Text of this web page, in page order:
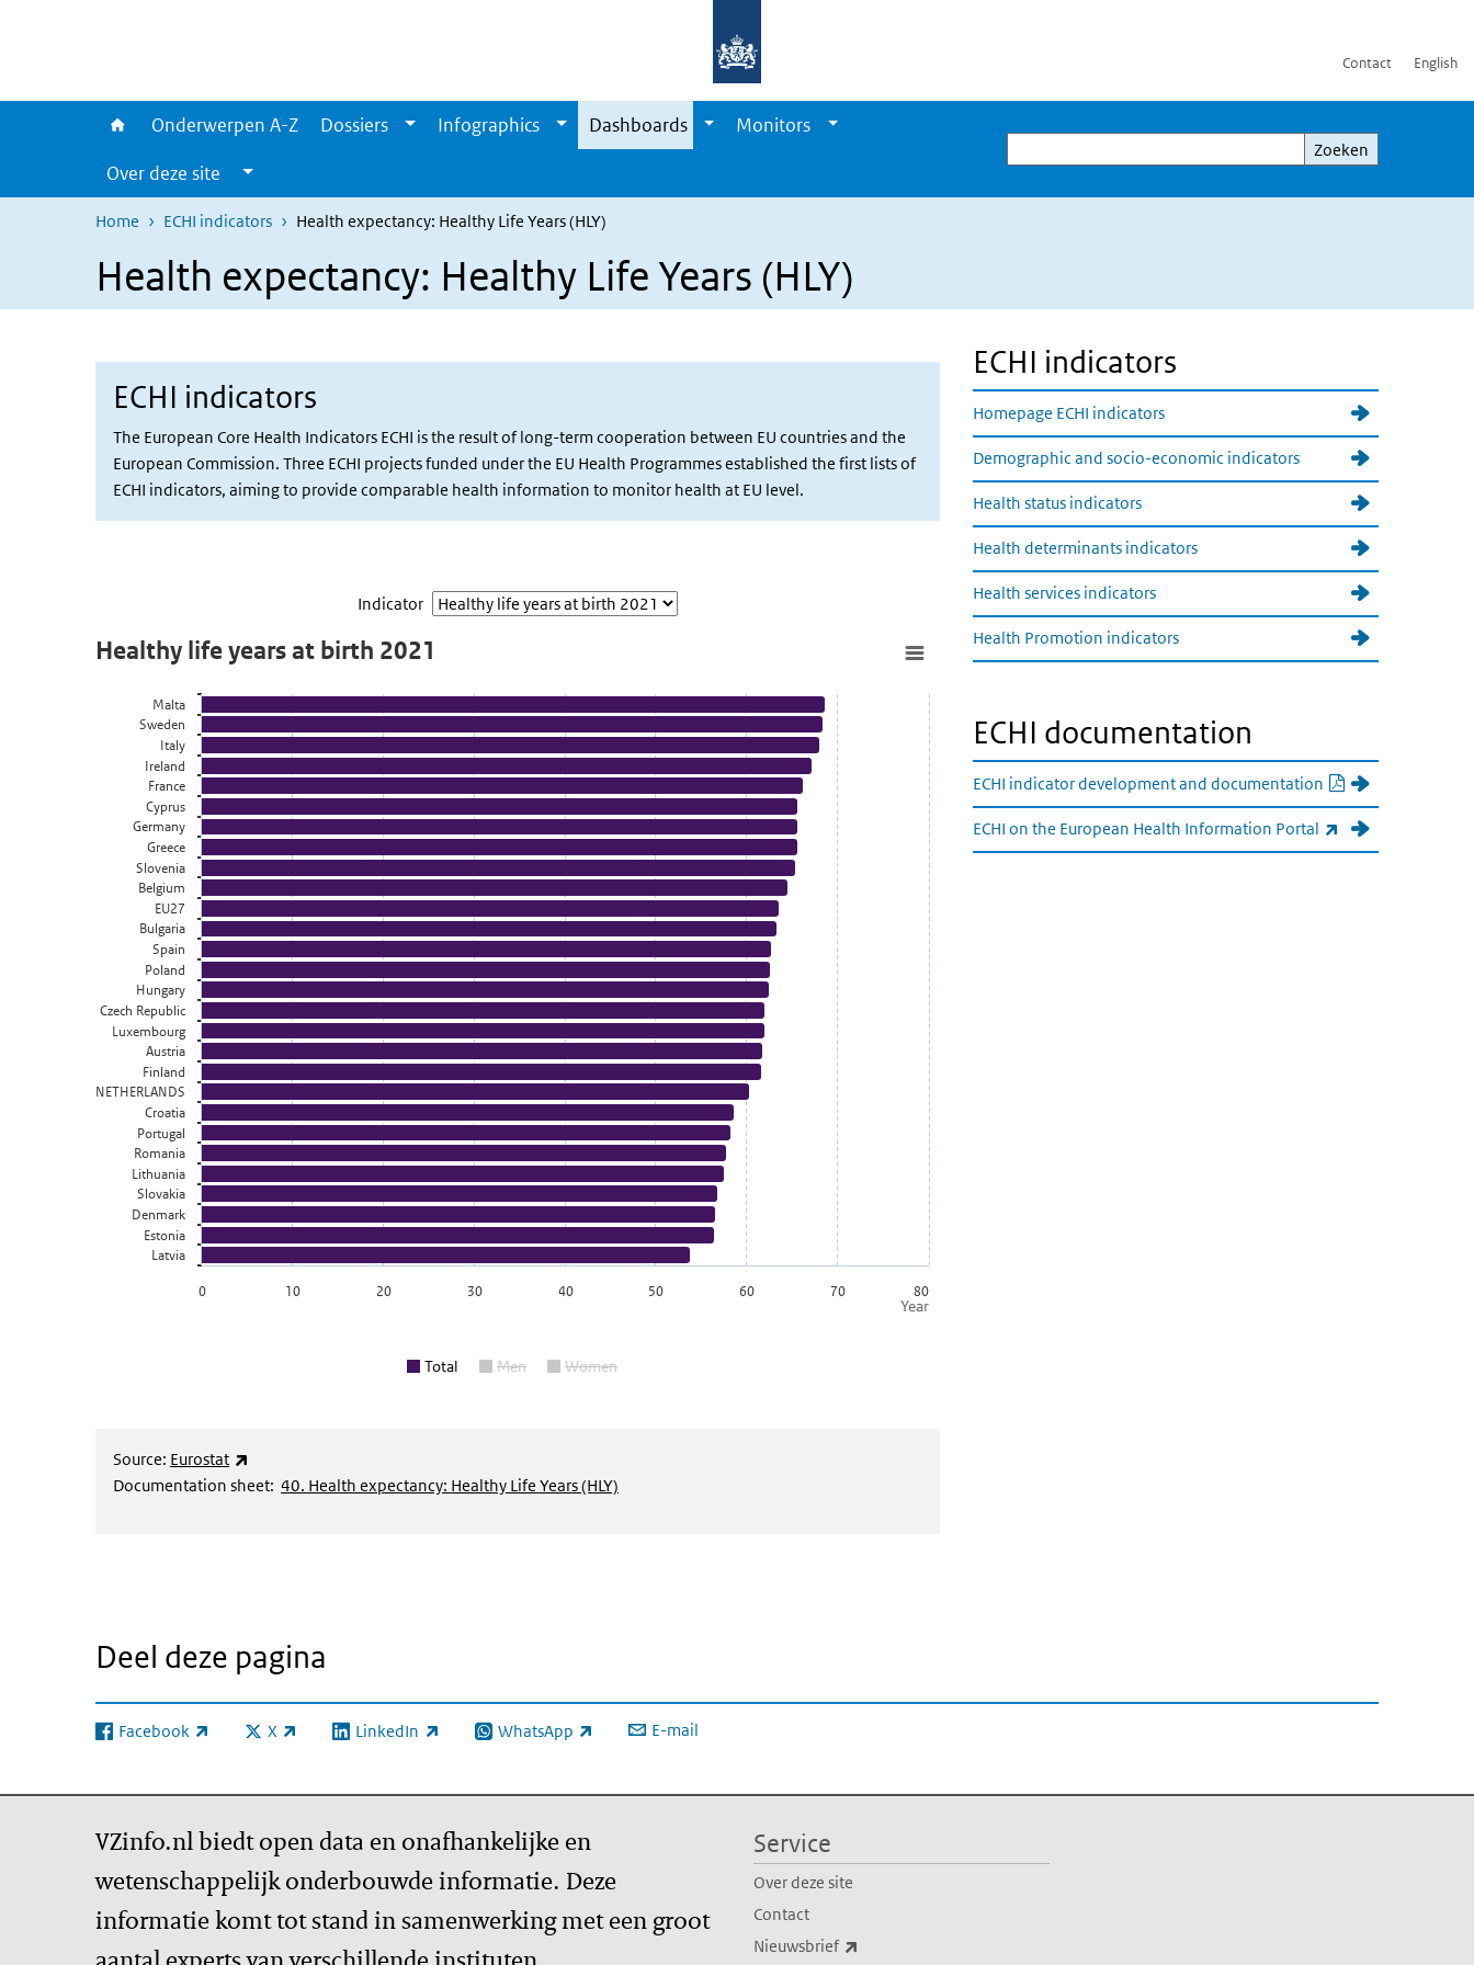
Contact English
Onderwerpen A-Z Dossiers Infographics Dashboards
Monitors
Over deze site
Zoeken
Zoeken
Home ECHI indicators Health expectancy: Healthy Life Years (HLY)
Health expectancy: Healthy Life Years (HLY)
ECHI indicators
The European Core Health Indicators ECHI is the result of long-term cooperation between EU countries and the
European Commission. Three ECHI projects funded under the EU Health Programmes established the first lists of
ECHI indicators, aiming to provide comparable health information to monitor health at EU level.
Indicator
Healthy life years at birth 2021
Bekijk als data tabel.
De grafiek heeft 1 X-as die categories weergeeft.
De grafiek heeft 1 Y-as die Year weergeeft.
Year
Healthy life years at birth 2021
Malta
Sweden
Italy
Ireland
France
Cyprus
Germany
Greece
Slovenia
Belgium
EU27
Bulgaria
Spain
Poland
Hungary
Czech Republic
Luxembourg
Austria
Finland
NETHERLANDS
Croatia
Portugal
Romania
Lithuania
Slovakia
Denmark
Estonia
Latvia
0
10 20 30 40 50 60 70 80
Total Men Women
Source: Eurostat
Documentation sheet: 40. Health expectancy: Healthy Life Years (HLY)
ECHI indicators
Homepage ECHI indicators
Demographic and socio-economic indicators
Health status indicators
Health determinants indicators
Health services indicators
Health Promotion indicators
ECHI documentation
ECHI indicator development and documentation PDF document
ECHI on the European Health Information Portal (externe link)
Deel deze pagina
Facebook
(externe link) X
(externe link) LinkedIn
(externe link) WhatsApp
(externe link) E-mail
VZinfo.nl biedt open data en onafhankelijke en
wetenschappelijk onderbouwde informatie. Deze
informatie komt tot stand in samenwerking met een groot
Service
Over deze site
Contact
Nieuwsbrief